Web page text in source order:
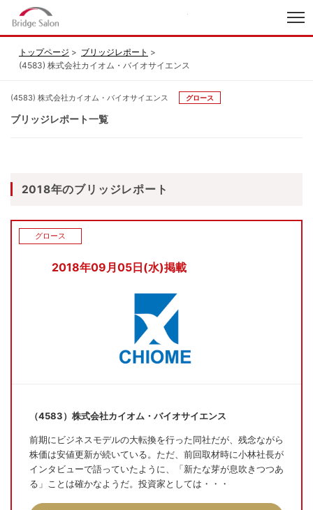
トップページ
ブリッジレポート
(4583) 株式会社カイオム・バイオサイエンス
(4583) 株式会社カイオム・バイオサイエンス グロース
ブリッジレポート一覧
2018年のブリッジレポート
2018年09月05日(水)掲載
グロース
（4583）株式会社カイオム・バイオサイエンス
前期にビジネスモデルの大転換を行った同社だが、残念ながら
株価は安値更新が続いている。ただ、前回取材時に小林社長が
インタビューで語っていたように、「新たな芽が息吹きつつあ
る」ことは確かなようだ。投資家としては・・・